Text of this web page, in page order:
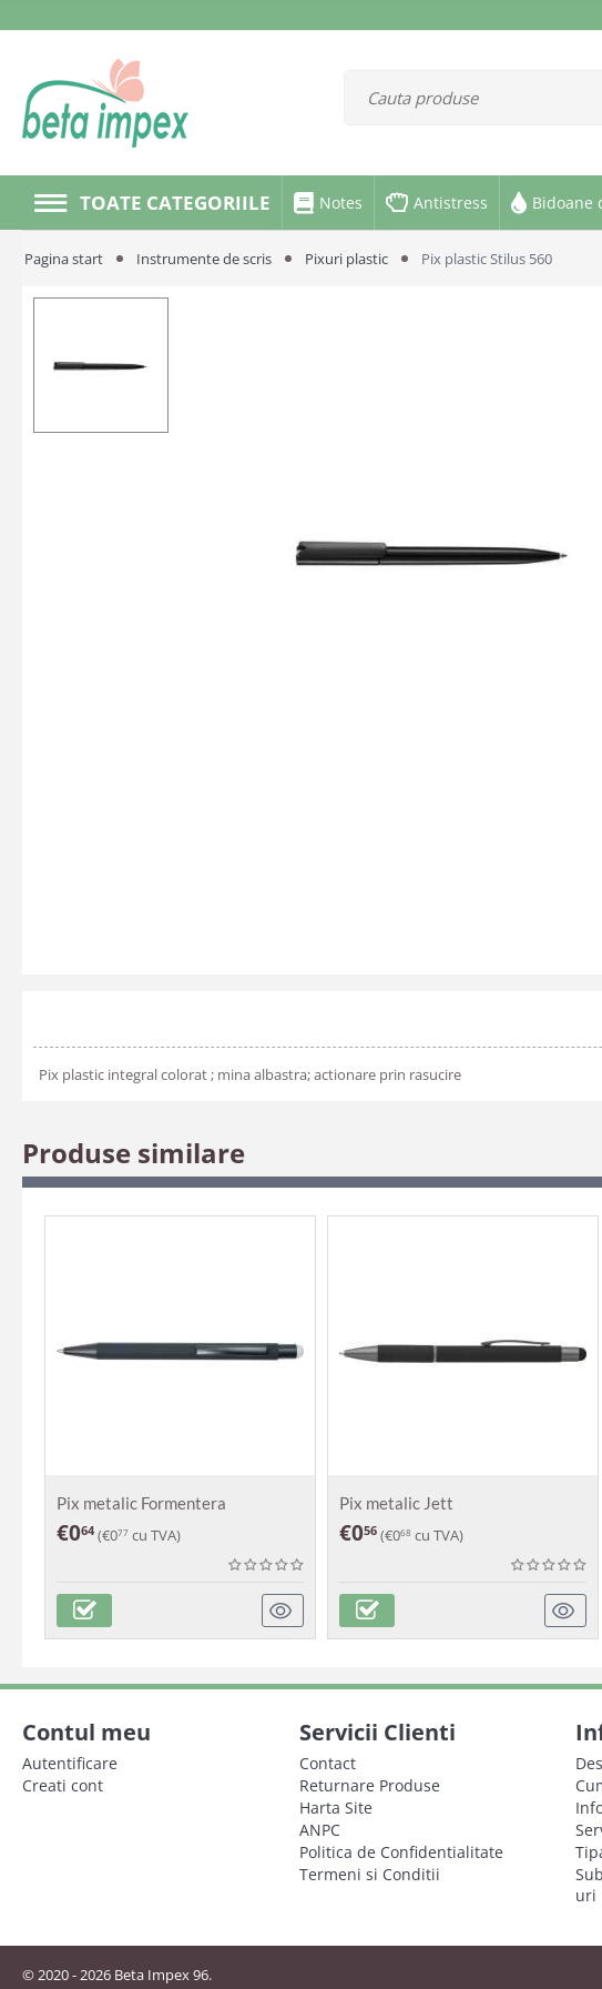
TOATE CATEGORIILE Notes Antistress Bidoane
Pagina start Instrumente de scris Pixuri plastic Pix plastic Stilus 560
Pix plastic integral colorat ; mina albastra; actionare prin rasucire
Produse similare
Pix metalic Formentera
€064 (€077 cu TVA)
Pix metalic Jett
€056 (€068 cu TVA)
Contul meu
Autentificare
Creati cont
Servicii Clienti
Contact
Returnare Produse
Harta Site
ANPC
Politica de Confidentialitate
Termeni si Conditii
uri
© 2020 - 2026 Beta Impex 96.